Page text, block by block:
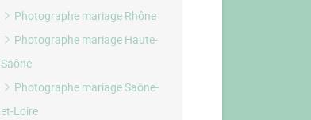
Photographe mariage Rhône
Photographe mariage Haute-
Saône
Photographe mariage Saône-
et-Loire